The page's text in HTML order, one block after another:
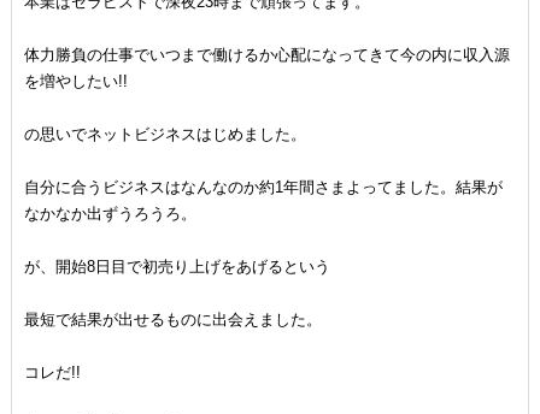
体力勝負の仕事でいつまで働けるか心配になってきて今の内に収入源
を増やしたい!!
の思いでネットビジネスはじめました。
自分に合うビジネスはなんなのか約1年間さまよってました。結果が
なかなか出ずうろうろ。
が、開始8日目で初売り上げをあげるという
最短で結果が出せるものに出会えました。
コレだ!!